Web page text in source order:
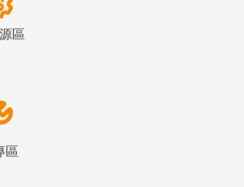
區
區